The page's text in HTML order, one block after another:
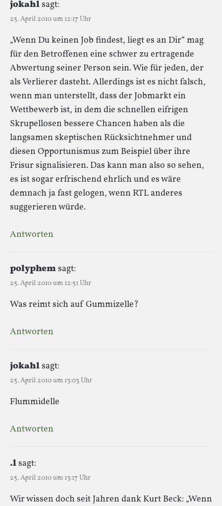
jokahlsagt:
25. April 2010 um 12:17 Uhr
„Wenn Du keinen Job findest, liegt es an Dir“ mag
für den Betroffenen eine schwer zu ertragende
Abwertung seiner Person sein. Wie für jeden, der
als Verlierer dasteht. Allerdings ist es nicht falsch,
wenn man unterstellt, dass der Jobmarkt ein
Wettbewerb ist, in dem die schnellen eifrigen
Skrupellosen bessere Chancen haben als die
langsamen skeptischen Rücksichtnehmer und
diesen Opportunismus zum Beispiel über ihre
Frisur signalisieren. Das kann man also so sehen,
es ist sogar erfrischend ehrlich und es wäre
demnach ja fast gelogen, wenn RTL anderes
suggerieren würde.
Antworten
polyphemsagt:
25. April 2010 um 12:51 Uhr
Was reimt sich auf Gummizelle?
Antworten
jokahlsagt:
25. April 2010 um 13:03 Uhr
Flummidelle
Antworten
.lsagt:
25. April 2010 um 13:17 Uhr
Wir wissen doch seit Jahren dank Kurt Beck: „Wenn